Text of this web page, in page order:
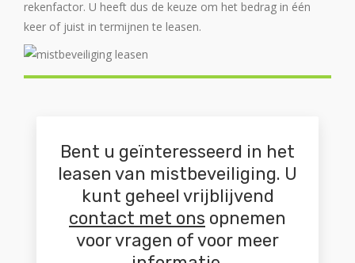
rekenfactor. U heeft dus de keuze om het bedrag in één
keer of juist in termijnen te leasen.
Bent u geïnteresseerd in het
leasen van mistbeveiliging. U
kunt geheel vrijblijvend
contact met ons opnemen
voor vragen of voor meer